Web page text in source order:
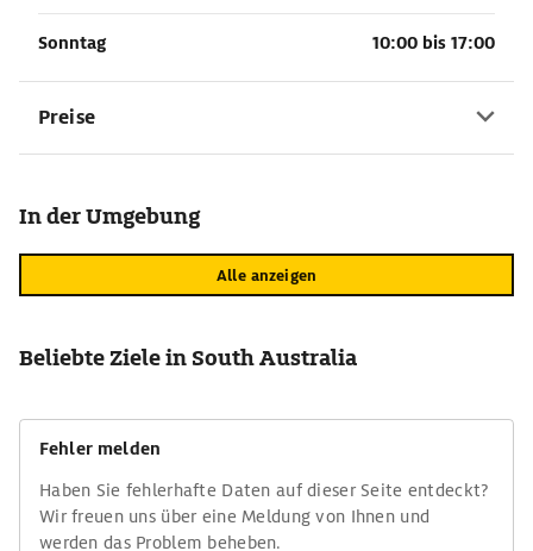
Sonntag 10:00 bis 17:00
Preise
In der Umgebung
Alle anzeigen
Beliebte Ziele in South Australia
Fehler melden
Haben Sie fehlerhafte Daten auf dieser Seite entdeckt?
Wir freuen uns über eine Meldung von Ihnen und
werden das Problem beheben.